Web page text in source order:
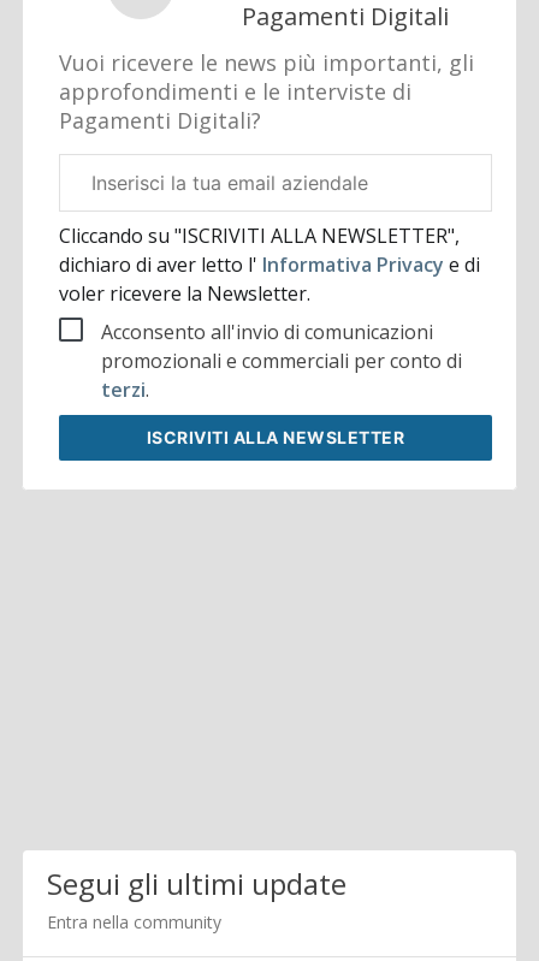
Pagamenti Digitali
Vuoi ricevere le news più importanti, gli
approfondimenti e le interviste di
Pagamenti Digitali?
aziendale
Cliccando su "ISCRIVITI ALLA NEWSLETTER",
dichiaro di aver letto l' Informativa Privacye di
voler ricevere la Newsletter.
Acconsento all'invio di comunicazioni
promozionali e commerciali per conto di
terzi.
ISCRIVITI ALLA NEWSLETTER
Segui gli ultimi update
Entra nella community